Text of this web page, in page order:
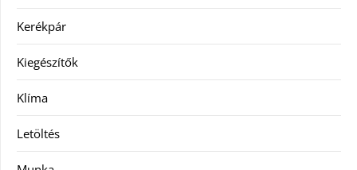
Kerékpár
Kiegészítők
Klíma
Letöltés